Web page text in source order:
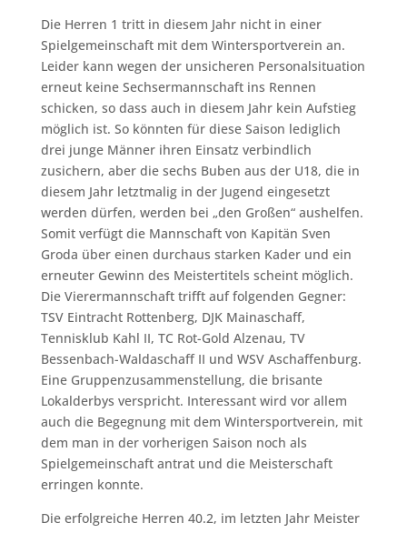
Die Herren 1 tritt in diesem Jahr nicht in einer
Spielgemeinschaft mit dem Wintersportverein an.
Leider kann wegen der unsicheren Personalsituation
erneut keine Sechsermannschaft ins Rennen
schicken, so dass auch in diesem Jahr kein Aufstieg
möglich ist. So könnten für diese Saison lediglich
drei junge Männer ihren Einsatz verbindlich
zusichern, aber die sechs Buben aus der U18, die in
diesem Jahr letztmalig in der Jugend eingesetzt
werden dürfen, werden bei „den Großen“ aushelfen.
Somit verfügt die Mannschaft von Kapitän Sven
Groda über einen durchaus starken Kader und ein
erneuter Gewinn des Meistertitels scheint möglich.
Die Vierermannschaft trifft auf folgenden Gegner:
TSV Eintracht Rottenberg, DJK Mainaschaff,
Tennisklub Kahl II, TC Rot-Gold Alzenau, TV
Bessenbach-Waldaschaff II und WSV Aschaffenburg.
Eine Gruppenzusammenstellung, die brisante
Lokalderbys verspricht. Interessant wird vor allem
auch die Begegnung mit dem Wintersportverein, mit
dem man in der vorherigen Saison noch als
Spielgemeinschaft antrat und die Meisterschaft
erringen konnte.
Die erfolgreiche Herren 40.2, im letzten Jahr Meister